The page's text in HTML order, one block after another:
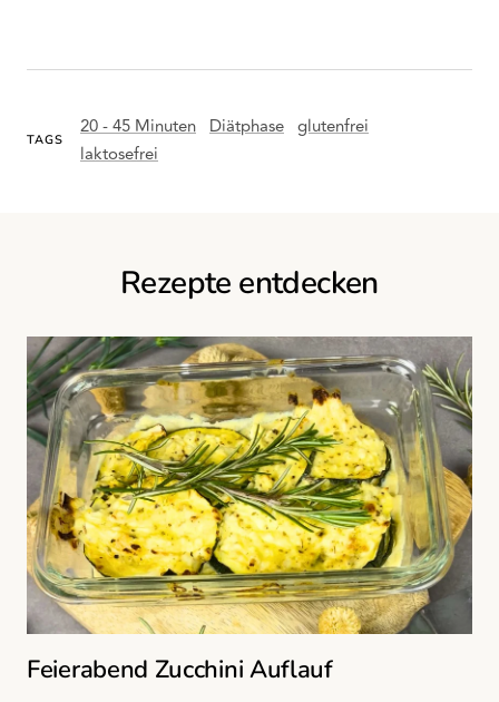
TAGS
20 - 45 Minuten Diätphase glutenfrei
laktosefrei
Rezepte entdecken
Feierabend Zucchini Auflauf